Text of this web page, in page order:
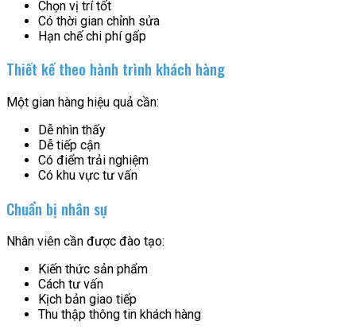
Chọn vị trí tốt
Có thời gian chỉnh sửa
Hạn chế chi phí gấp
Thiết kế theo hành trình khách hàng
Một gian hàng hiệu quả cần:
Dễ nhìn thấy
Dễ tiếp cận
Có điểm trải nghiệm
Có khu vực tư vấn
Chuẩn bị nhân sự
Nhân viên cần được đào tạo:
Kiến thức sản phẩm
Cách tư vấn
Kịch bản giao tiếp
Thu thập thông tin khách hàng